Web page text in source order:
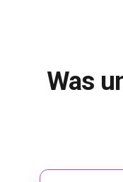
Was